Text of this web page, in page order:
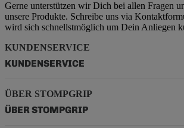
Gerne unterstützen wir Dich bei allen Fragen
unsere Produkte. Schreibe uns via
wird sich schnellstmöglich um Dein Anliegen
KUNDENSERVICE
KUNDENSERVICE
ÜBER STOMPGRIP
ÜBER STOMPGRIP